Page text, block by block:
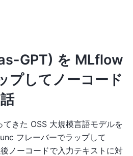
GPT) を MLflow
プしてノーコード
きた OSS 大規模言語モデルを
フレーバーでラップして
ノーコードで入力テキストに対